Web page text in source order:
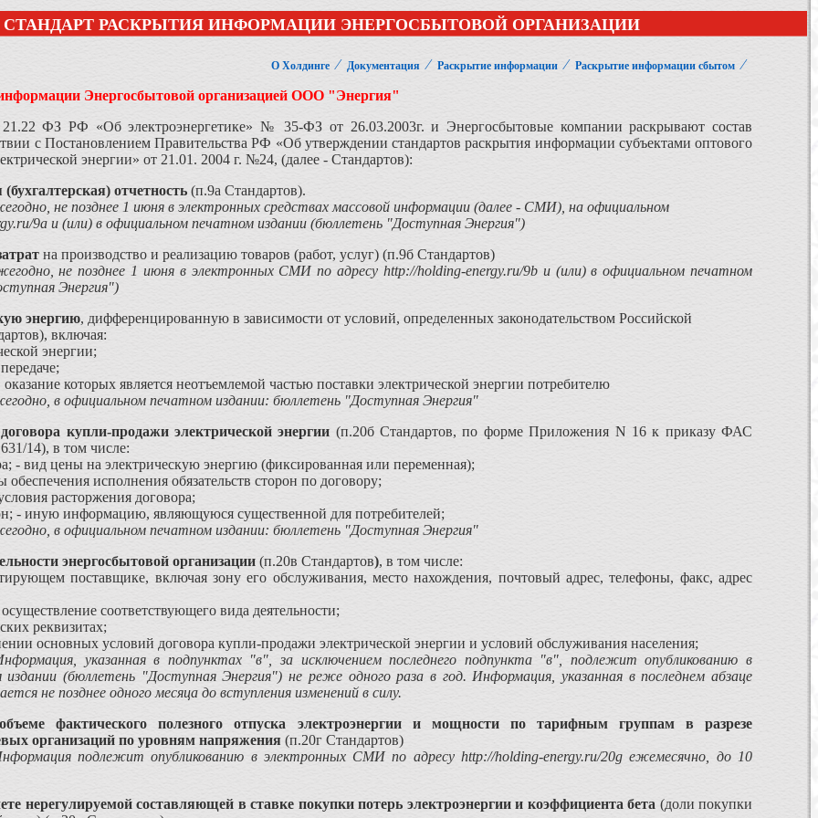
СТАНДАРТ РАСКРЫТИЯ ИНФОРМАЦИИ ЭНЕРГОСБЫТОВОЙ ОРГАНИЗАЦИИ
О Холдинге ⁄ Документация ⁄ Раскрытие информации ⁄ Раскрытие информации сбытом ⁄
Энергосбытовой организацией ООО "Энергия"
21.22 ФЗ РФ «Об электроэнергетике» № 35-ФЗ от 26.03.2003г. и Энергосбытовые компании раскрывают состав
с Постановлением Правительства РФ «Об утверждении стандартов раскрытия информации субъектами оптового
энергии» от 21.01. 2004 г. №24, (далее - Стандартов):
отчетность (п.9а Стандартов).
не позднее 1 июня в электронных средствах массовой информации (далее - СМИ), на официальном
9a и (или) в официальном печатном издании (бюллетень "Доступная Энергия")
на производство и реализацию товаров (работ, услуг) (п.9б Стандартов)
не позднее 1 июня в электронных СМИ по адресу http://holding-energy.ru/9b и (или) в официальном печатном
Энергия")
энергию, дифференцированную в зависимости от условий, определенных законодательством Российской
включая:
энергии;
которых является неотъемлемой частью поставки электрической энергии потребителю
в официальном печатном издании: бюллетень "Доступная Энергия"
купли-продажи электрической энергии (п.20б Стандартов, по форме Приложения N 16 к приказу ФАС
14), в том числе:
- вид цены на электрическую энергию (фиксированная или переменная);
исполнения обязательств сторон по договору;
расторжения договора;
- иную информацию, являющуюся существенной для потребителей;
в официальном печатном издании: бюллетень "Доступная Энергия"
энергосбытовой организации (п.20в Стандартов), в том числе:
поставщике, включая зону его обслуживания, место нахождения, почтовый адрес, телефоны, факс, адрес
соответствующего вида деятельности;
реквизитах;
основных условий договора купли-продажи электрической энергии и условий обслуживания населения;
указанная в подпунктах "в", за исключением последнего подпункта "в", подлежит опубликованию в
издании (бюллетень "Доступная Энергия") не реже одного раза в год. Информация, указанная в последнем абзаце
не позднее одного месяца до вступления изменений в силу.
фактического полезного отпуска электроэнергии и мощности по тарифным группам в разрезе
организаций по уровням напряжения (п.20г Стандартов)
подлежит опубликованию в электронных СМИ по адресу http://holding-energy.ru/20g ежемесячно, до 10
нерегулируемой составляющей в ставке покупки потерь электроэнергии и коэффициента бета (доли покупки